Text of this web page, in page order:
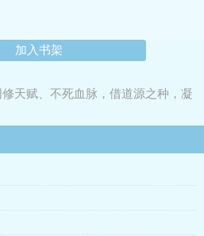
加入书架
天赋、不死血脉，借道源之种，凝